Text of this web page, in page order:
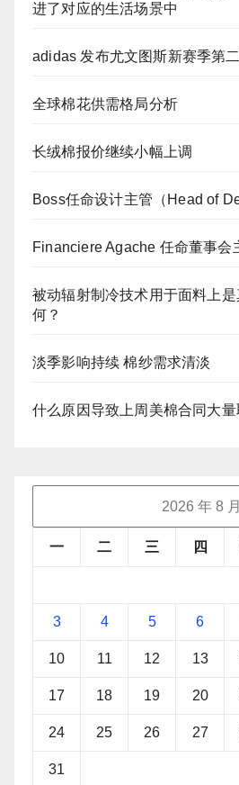
进了对应的生活场景中
adidas 发布尤文图斯新赛季第
全球棉花供需格局分析
长绒棉报价继续小幅上调
Boss任命设计主管（Head of
Financiere Agache 任命董事会
被动辐射制冷技术用于面料上
何？
淡季影响持续 棉纱需求清淡
什么原因导致上周美棉合同大量
2026 年 8 月
一 二 三 四
3 4 5 6
10 11 12 13
17 18 19 20
24 25 26 27
31